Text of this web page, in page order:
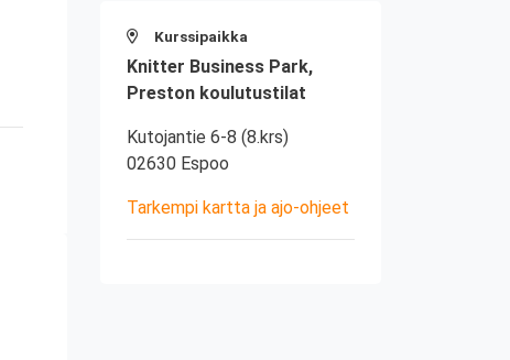
Kurssipaikka
Knitter Business Park,
Preston koulutustilat
Kutojantie 6-8 (8.krs)
02630 Espoo
Tarkempi kartta ja ajo-ohjeet